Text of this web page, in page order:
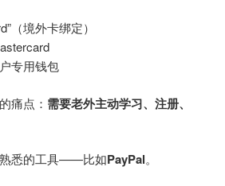
（境外卡绑定）
专用钱包
痛点： 需要老外主动学习、注册、
悉的工具——比如PayPal。